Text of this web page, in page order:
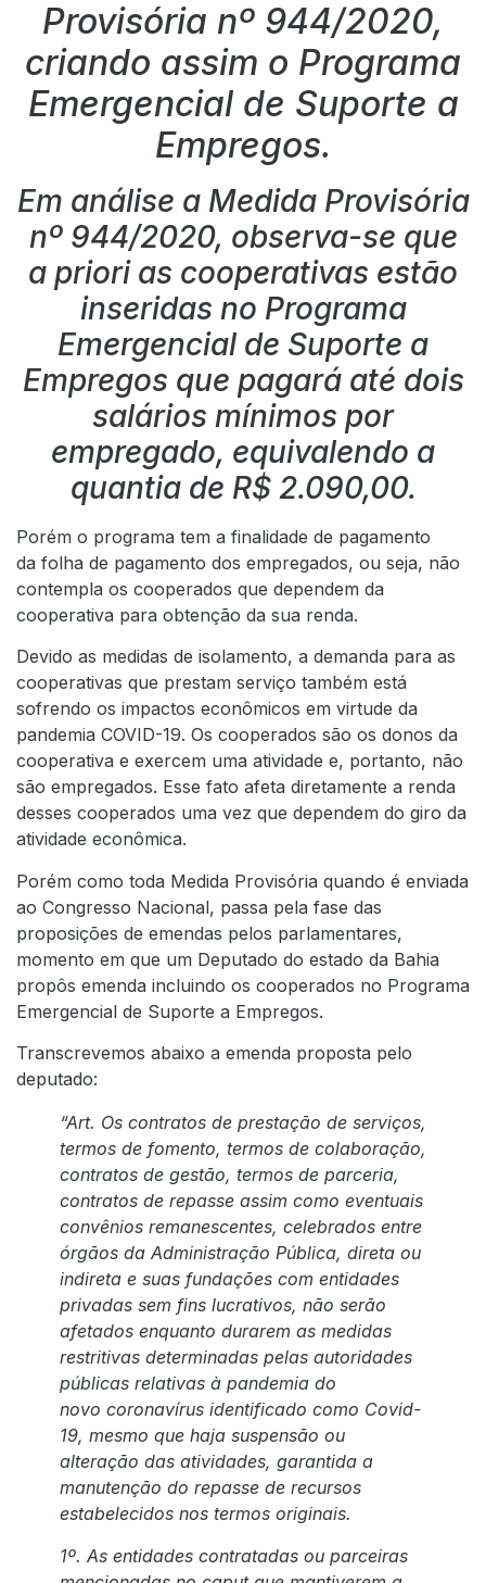
Provisória nº 944/2020,
criando assim o Programa
Emergencial de Suporte a
Empregos.
Em análise a Medida Provisória
nº 944/2020, observa-se que
a priori as cooperativas estão
inseridas no Programa
Emergencial de Suporte a
Empregos que pagará até dois
salários mínimos por
empregado, equivalendo a
quantia de R$ 2.090,00.
Porém o programa tem a finalidade de pagamento
da folha de pagamento dos empregados, ou seja, não
contempla os cooperados que dependem da
cooperativa para obtenção da sua renda.
Devido as medidas de isolamento, a demanda para as
cooperativas que prestam serviço também está
sofrendo os impactos econômicos em virtude da
pandemia COVID-19. Os cooperados são os donos da
cooperativa e exercem uma atividade e, portanto, não
são empregados. Esse fato afeta diretamente a renda
desses cooperados uma vez que dependem do giro da
atividade econômica.
Porém como toda Medida Provisória quando é enviada
ao Congresso Nacional, passa pela fase das
proposições de emendas pelos parlamentares,
momento em que um Deputado do estado da Bahia
propôs emenda incluindo os cooperados no Programa
Emergencial de Suporte a Empregos.
Transcrevemos abaixo a emenda proposta pelo
deputado:
“Art. Os contratos de prestação de serviços,
termos de fomento, termos de colaboração,
contratos de gestão, termos de parceria,
contratos de repasse assim como eventuais
convênios remanescentes, celebrados entre
órgãos da Administração Pública, direta ou
indireta e suas fundações com entidades
privadas sem fins lucrativos, não serão
afetados enquanto durarem as medidas
restritivas determinadas pelas autoridades
públicas relativas à pandemia do
novo coronavírus identificado como Covid-
19, mesmo que haja suspensão ou
alteração das atividades, garantida a
manutenção do repasse de recursos
estabelecidos nos termos originais.
1º. As entidades contratadas ou parceiras